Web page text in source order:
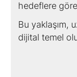
hedeflere göre
Bu yaklaşım,
dijital temel